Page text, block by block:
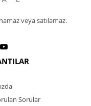
veya satılamaz.
Sorular